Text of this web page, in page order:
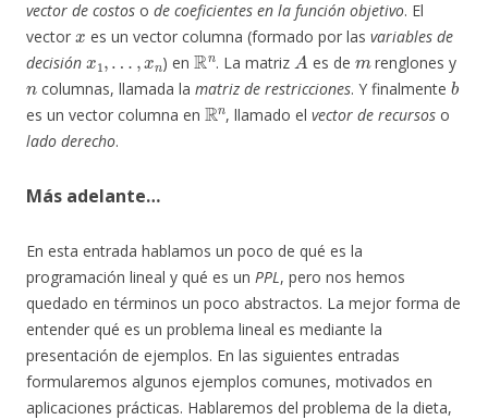
vector de costos o de coeficientes en la función objetivo. El
vector
x
es un vector columna (formado por las variables de
decisión
x1 …, xn
) en
Rn
. La matriz
A
es de
m
renglones y
n
columnas, llamada lamatriz de restricciones. Y finalmente
b
es un vector columna en
Rn
, llamado elvector de recursos o
lado derecho.
Más adelante…
En esta entrada hablamos un poco de qué es la
programación lineal y qué es un PPL, pero nos hemos
quedado en términos un poco abstractos. La mejor forma de
entender qué es un problema lineal es mediante la
presentación de ejemplos. En las siguientes entradas
formularemos algunos ejemplos comunes, motivados en
aplicaciones prácticas. Hablaremos del problema de la dieta,